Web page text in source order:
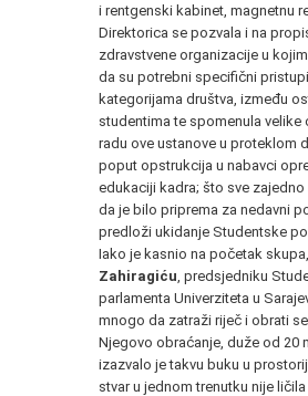
i rentgenski kabinet, magnetnu
Direktorica se pozvala i na
zdravstvene organizacije u
da su potrebni specifični
kategorijama društva, između
studentima te spomenula velike
radu ove ustanove u proteklom
poput opstrukcija u nabavci
edukaciji kadra; što sve
da je bilo priprema za nedavni
predloži ukidanje Studentske
Iako je kasnio na početak skupa,
Zahiragiću , predsjedniku
parlamenta Univerziteta u
mnogo da zatraži riječ i obrati
Njegovo obraćanje, duže od 20
izazvalo je takvu buku u
stvar u jednom trenutku nije ličila